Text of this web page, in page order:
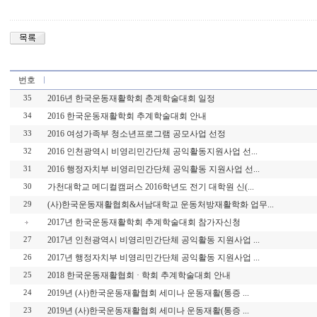
번호
35 2016년 한국운동재활학회 춘계학술대회 일정
34 2016 한국운동재활학회 추계학술대회 안내
33 2016 여성가족부 청소년프로그램 공모사업 선정
32 2016 인천광역시 비영리민간단체 공익활동지원사업 선...
31 2016 행정자치부 비영리민간단체 공익활동 지원사업 선...
30 가천대학교 메디컬캠퍼스 2016학년도 전기 대학원 신(...
29
(사)한국운동재활협회&서남대학교 운동처방재활학화 업무...
2017년 한국운동재활학회 추계학술대회 참가자신청
27 2017년 인천광역시 비영리민간단체 공익활동 지원사업 ...
26 2017년 행정자치부 비영리민간단체 공익활동 지원사업 ...
25 2018 한국운동재활협회 · 학회 추계학술대회 안내
24 2019년 (사)한국운동재활협회 세미나 운동재활(통증 ...
23 2019년 (사)한국운동재활협회 세미나 운동재활(통증 ...